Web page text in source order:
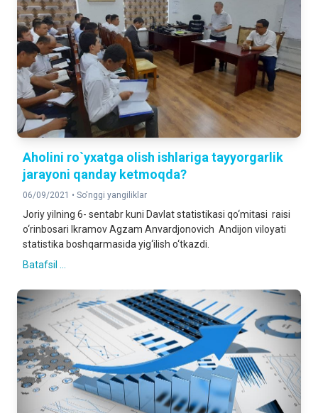
Aholini ro`yxatga olish ishlariga tayyorgarlik
jarayoni qanday ketmoqda?
06/09/2021 • So'nggi yangiliklar
Joriy yilning 6- sentabr kuni Davlat statistikasi qo‘mitasi raisi
o‘rinbosari Ikramov Agzam Anvardjonovich Andijon viloyati
statistika boshqarmasida yig‘ilish o‘tkazdi.
Batafsil ...